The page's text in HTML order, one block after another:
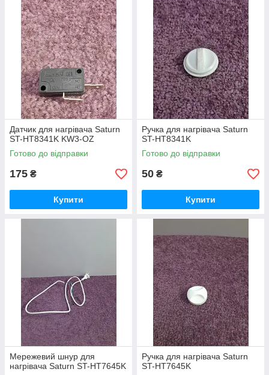
Датчик для нагрівача Saturn
ST-HT8341K KW3-OZ
Готово до відправки
175 ₴
Купити
Ручка для нагрівача Saturn
ST-HT8341K
Готово до відправки
50 ₴
Купити
Мережевий шнур для
нагрівача Saturn ST-HT7645K
Ручка для нагрівача Saturn
ST-HT7645K